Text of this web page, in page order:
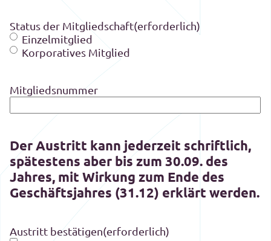
Status der Mitgliedschaft(erforderlich)
Einzelmitglied
Korporatives Mitglied
Mitgliedsnummer
Der Austritt kann jederzeit schriftlich,
spätestens aber bis zum 30.09. des
Jahres, mit Wirkung zum Ende des
Geschäftsjahres (31.12) erklärt werden.
Austritt bestätigen(erforderlich)